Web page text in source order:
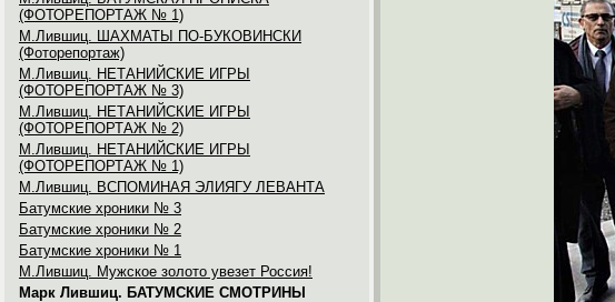
(ФОТОРЕПОРТАЖ № 1)
М.Лившиц. ШАХМАТЫ ПО-БУКОВИНСКИ
(Фоторепортаж)
М.Лившиц. НЕТАНИЙСКИЕ ИГРЫ
(ФОТОРЕПОРТАЖ № 3)
М.Лившиц. НЕТАНИЙСКИЕ ИГРЫ
(ФОТОРЕПОРТАЖ № 2)
М.Лившиц. НЕТАНИЙСКИЕ ИГРЫ
(ФОТОРЕПОРТАЖ № 1)
М.Лившиц. ВСПОМИНАЯ ЭЛИЯГУ ЛЕВАНТА
Батумские хроники № 3
Батумские хроники № 2
Батумские хроники № 1
М.Лившиц. Мужское золото увезет Россия!
Марк Лившиц. БАТУМСКИЕ СМОТРИНЫ